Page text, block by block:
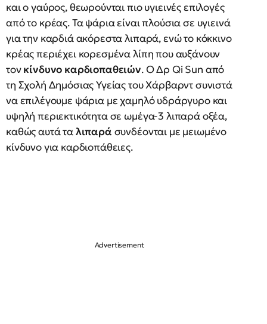
και ο γαύρος, θεωρούνται πιο υγιεινές επιλογές
από το κρέας. Τα ψάρια είναι πλούσια σε υγιεινά
για την καρδιά ακόρεστα λιπαρά, ενώ το κόκκινο
κρέας περιέχει κορεσμένα λίπη που αυξάνουν
τονκίνδυνο καρδιοπαθειών. Ο Δρ Qi Sun από
τη Σχολή Δημόσιας Υγείας του Χάρβαρντ συνιστά
να επιλέγουμε ψάρια με χαμηλό υδράργυρο και
υψηλή περιεκτικότητα σε ωμέγα-3 λιπαρά οξέα,
καθώς αυτά ταλιπαρά συνδέονται με μειωμένο
κίνδυνο για καρδιοπάθειες.